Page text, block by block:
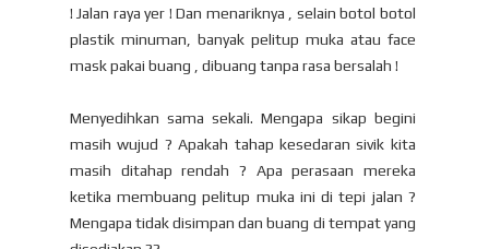
! Jalan raya yer ! Dan menariknya , selain botol botol
plastik minuman, banyak pelitup muka atau face
mask pakai buang , dibuang tanpa rasa bersalah !
Menyedihkan sama sekali. Mengapa sikap begini
masih wujud ? Apakah tahap kesedaran sivik kita
masih ditahap rendah ? Apa perasaan mereka
ketika membuang pelitup muka ini di tepi jalan ?
Mengapa tidak disimpan dan buang di tempat yang